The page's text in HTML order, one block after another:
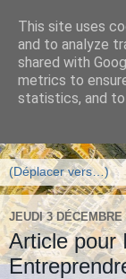
Blog
JEUDI 3 DÉCEMBRE
Article pour
This site uses
and to analyze
shared with
metrics to
statistics, and